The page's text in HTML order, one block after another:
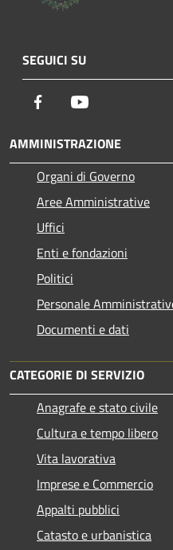
SEGUICI SU
Facebook
AMMINISTRAZIONE
Organi di Governo
Aree Amministrative
Uffici
Enti e fondazioni
Politici
Personale
Documenti e dati
CATEGORIE DI SERVIZIO
Anagrafe e stato civile
Cultura e tempo libero
Vita lavorativa
Imprese e Commercio
Appalti pubblici
Catasto e urbanistica